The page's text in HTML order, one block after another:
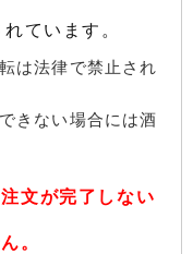
ています。
は法律で禁止され
きない場合には酒
文が完了しない
。